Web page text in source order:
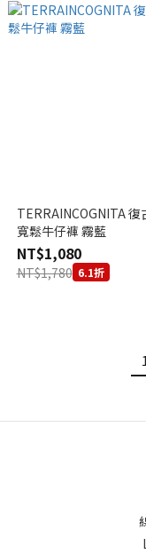
TERRAINCOGNITA 復
寬鬆牛仔褲 霧藍
NT$1,080
NT$1,780 6.1折